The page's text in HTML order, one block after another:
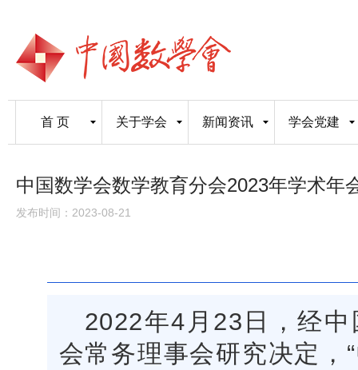
首 页 关于学会 新闻资讯 学会党建
中国数学会数学教育分会2023年学术年
发布时间：2023-08-21
2022年4月23日，经
会常务理事会研究决定，